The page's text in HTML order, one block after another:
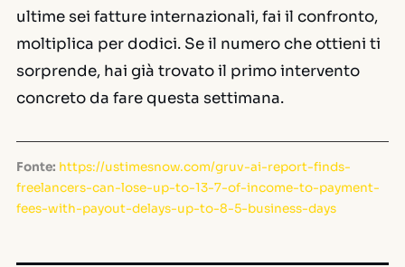
ultime sei fatture internazionali, fai il confronto,
moltiplica per dodici. Se il numero che ottieni ti
sorprende, hai già trovato il primo intervento
concreto da fare questa settimana.
Fonte: https://ustimesnow.com/gruv-ai-report-finds-
freelancers-can-lose-up-to-13-7-of-income-to-payment-
fees-with-payout-delays-up-to-8-5-business-days